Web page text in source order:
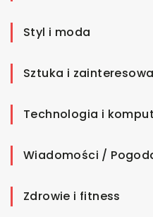
Styl i moda
Sztuka i
Technologia i
Wiadomości /
Zdrowie i fitness